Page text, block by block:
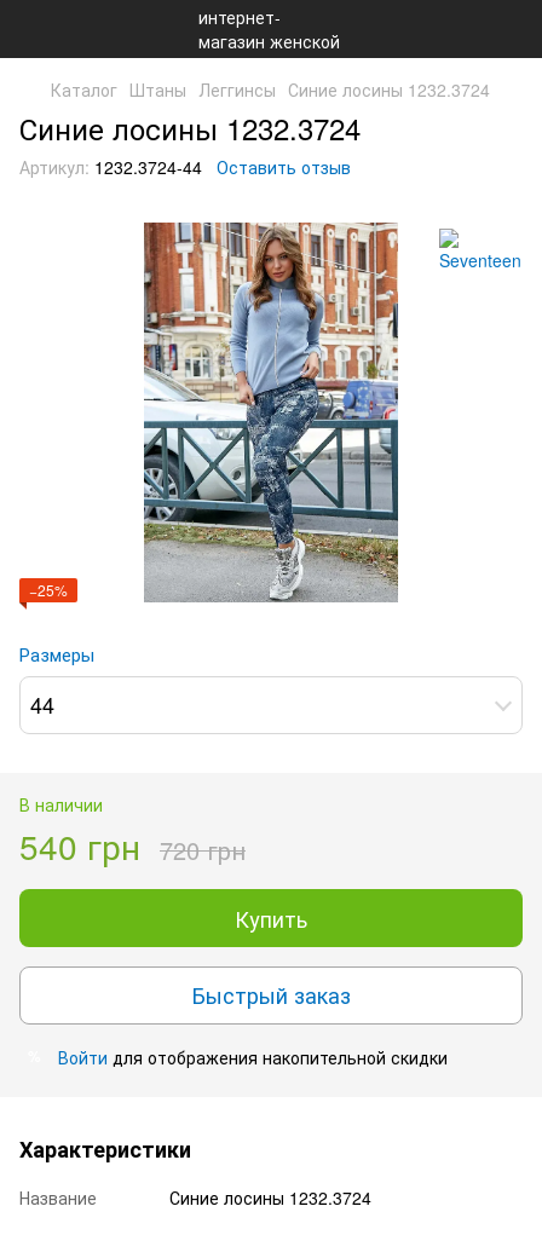
Каталог Штаны Леггинсы Синие лосины 1232.3724
Синие лосины 1232.3724
Артикул: 1232.3724-44 Оставить отзыв
−25%
Размеры
44
В наличии
540 грн 720 грн
Купить
Быстрый заказ
Войти для отображения накопительной скидки
Характеристики
Название Синие лосины 1232.3724